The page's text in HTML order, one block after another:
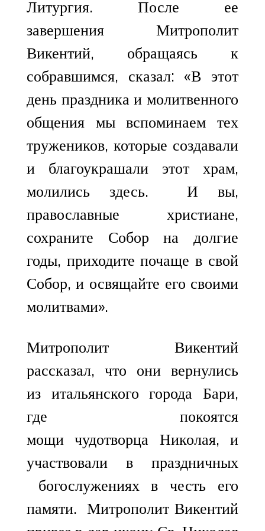
Литургия. После ее
завершения Митрополит
Викентий, обращаясь к
собравшимся, сказал: «В этот
день праздника и молитвенного
общения мы вспоминаем тех
тружеников, которые создавали
и благоукрашали этот храм,
молились здесь. И вы,
православные христиане,
сохраните Собор на долгие
годы, приходите почаще в свой
Собор, и освящайте его своими
молитвами».
Митрополит Викентий
рассказал, что они вернулись
из итальянского города Бари,
где покоятся
мощи чудотворца Николая, и
участвовали в праздничных
богослужениях в честь его
памяти. Митрополит Викентий